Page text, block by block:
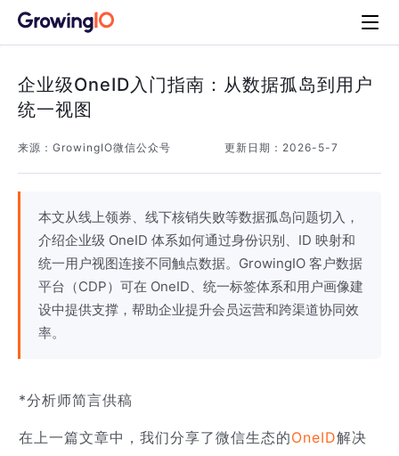
企业级OneID入门指南：从数据孤岛到用户
统一视图
来源： GrowingIO微信公众号 更新日期： 2026-5-7
本文从线上领券、线下核销失败等数据孤岛问题切入，
介绍企业级 OneID 体系如何通过身份识别、ID 映射和
统一用户视图连接不同触点数据。GrowingIO 客户数据
平台（CDP）可在 OneID、统一标签体系和用户画像建
设中提供支撑，帮助企业提升会员运营和跨渠道协同效
率。
*分析师简言供稿
在上一篇文章中，我们分享了微信生态的OneID解决